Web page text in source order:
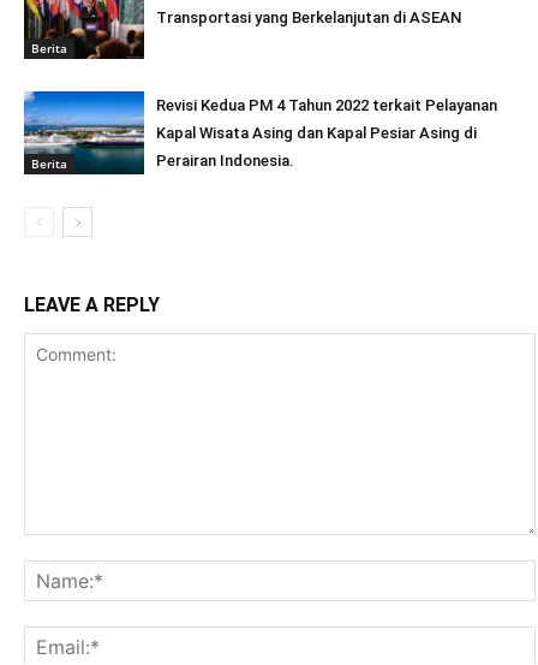
Berita
Transportasi yang Berkelanjutan di ASEAN
Berita
Revisi Kedua PM 4 Tahun 2022 terkait Pelayanan
Kapal Wisata Asing dan Kapal Pesiar Asing di
Perairan Indonesia.
LEAVE A REPLY